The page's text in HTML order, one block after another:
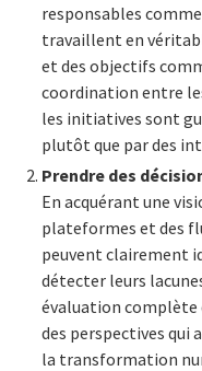
responsables
travaillent en
et des objectifs
coordination entre
les initiatives sont
plutôt que par des
Prendre des
En acquérant une
plateformes et des
peuvent clairement
détecter leurs
évaluation
des perspectives qui
la transformation